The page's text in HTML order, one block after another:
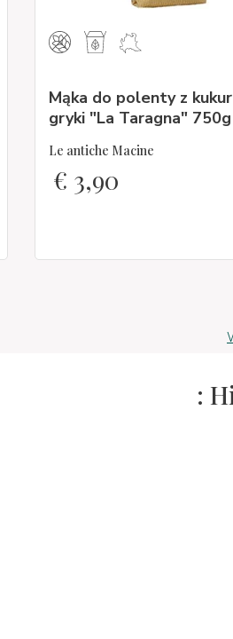
Mąka do polenty z
gryki "La Taragna" 750g
Le antiche Macine
€ 3,90
: